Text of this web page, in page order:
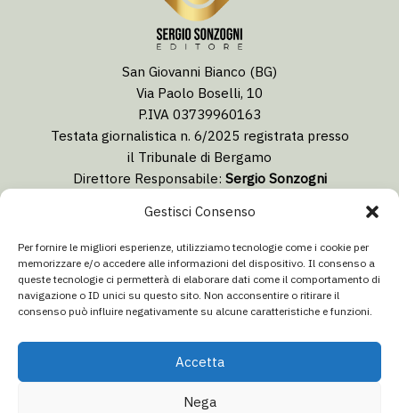
Gestisci Consenso
Per fornire le migliori esperienze, utilizziamo tecnologie come i cookie per
memorizzare e/o accedere alle informazioni del dispositivo. Il consenso a
queste tecnologie ci permetterà di elaborare dati come il comportamento di
navigazione o ID unici su questo sito. Non acconsentire o ritirare il
consenso può influire negativamente su alcune caratteristiche e funzioni.
Accetta
Nega
San Giovanni Bianco (BG)
Via Paolo Boselli, 10
P.IVA 03739960163
Testata giornalistica n. 6/2025 registrata presso
il Tribunale di Bergamo
Direttore Responsabile: Sergio Sonzogni
redazione@isolabergamascanews.it
info@italiacommunication.com
Telefono: 0345 41834